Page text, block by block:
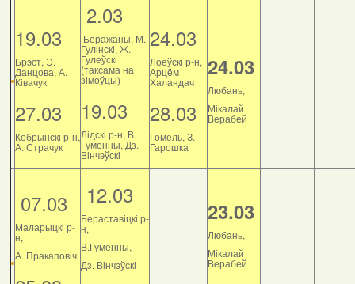
19.03
Брэст, Э.
Данцова, А.
Ківачук
27.03
Кобрынскі р-н,
А. Страчук
2.03
Беражаны, М.
Гулінскі, Ж.
Гулеўскі
(таксама на
зімоўцы)
19.03
Лідскі р-н, В.
Гуменны, Дз.
Вінчэўскі
24.03
Лоеўскі р-н,
Арцём
Халандач
28.03
Гомель, З.
Гарошка
24.03
Любань,
Мікалай
Верабей
07.03
Маларыцкі р-
н,
А. Пракаповіч
12.03
Бераставіцкі р-
н,
В.Гуменны,
Дз. Вінчэўскі
23.03
Любань,
Мікалай
Верабей